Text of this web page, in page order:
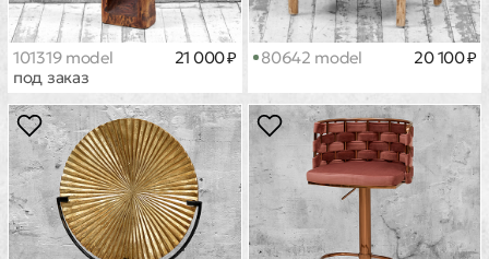
101319 model
под заказ
21 000 ₽ 80642 model 20 100 ₽